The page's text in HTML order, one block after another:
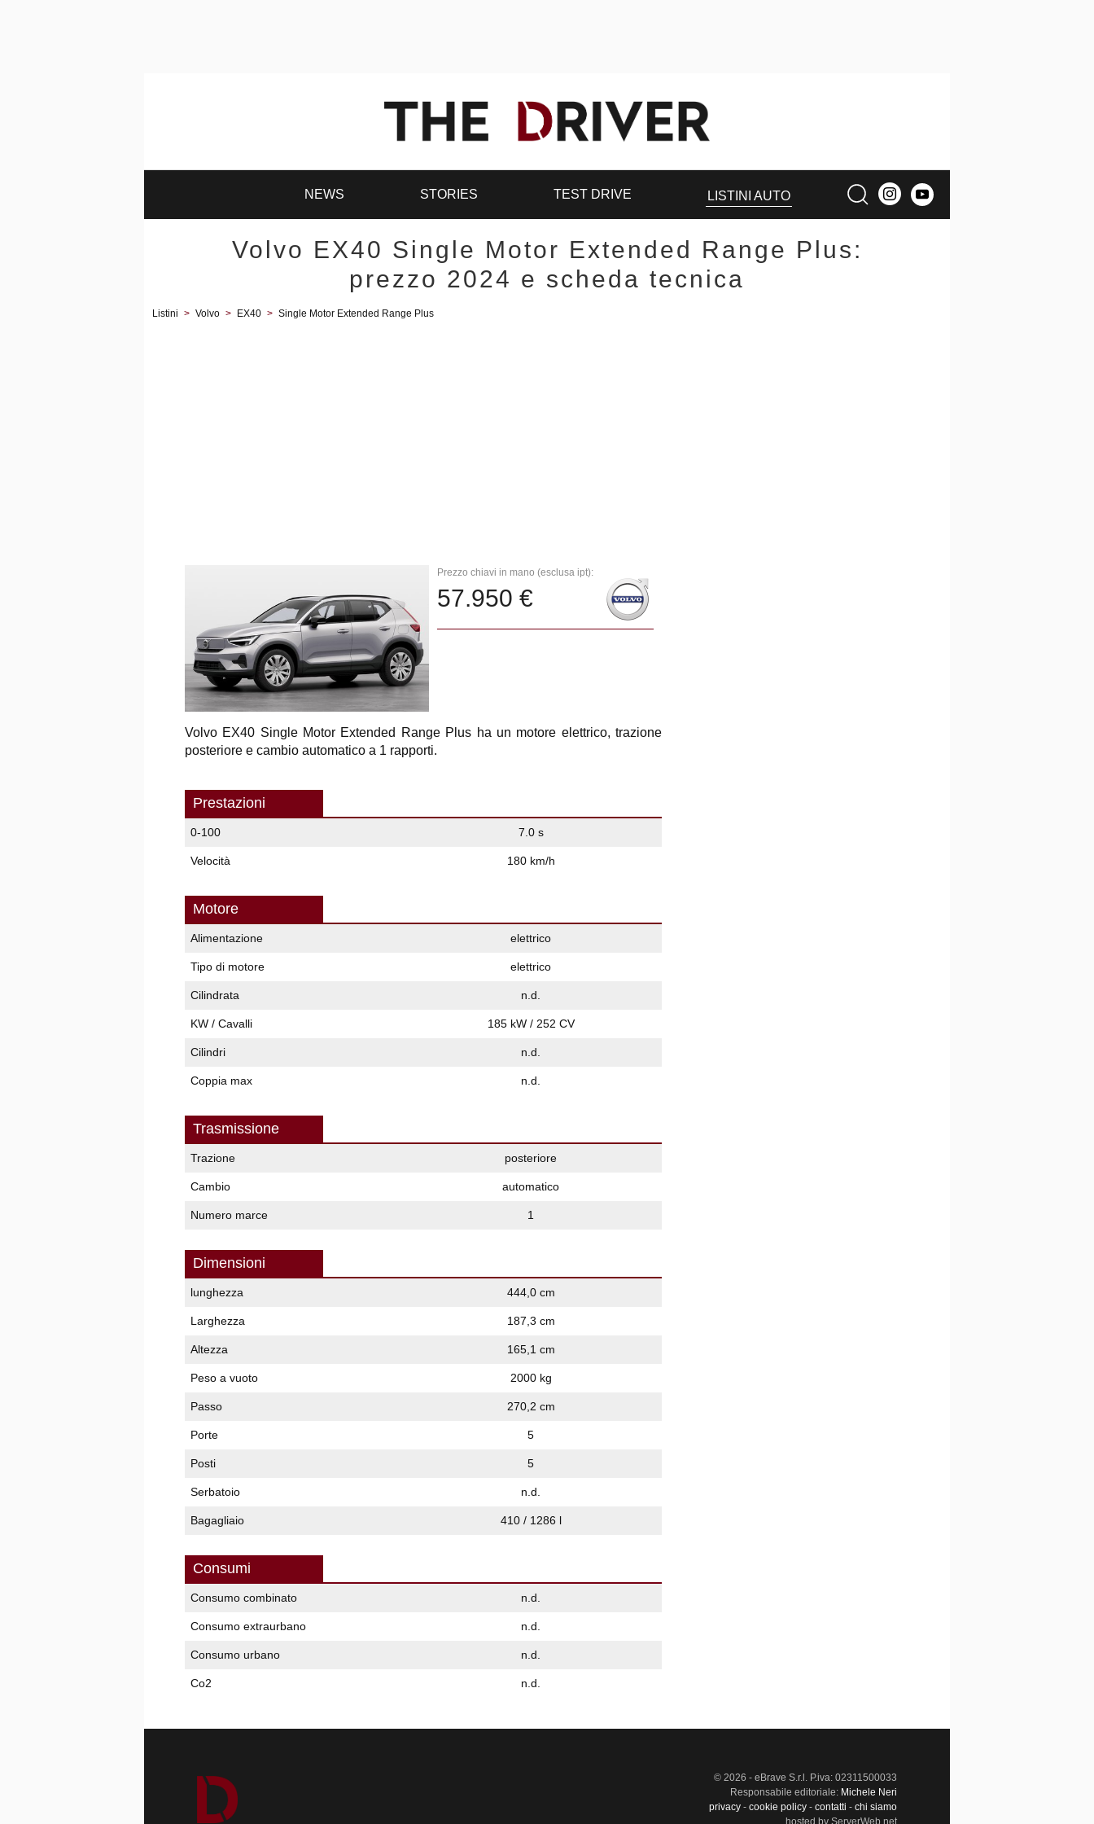
NEWS STORIES TEST DRIVE LISTINI AUTO
Volvo EX40 Single Motor Extended Range Plus:
prezzo 2024 e scheda tecnica
Listini > Volvo > EX40 > Single Motor Extended Range Plus
Prezzo chiavi in mano (esclusa ipt):
57.950 €
Volvo EX40 Single Motor Extended Range Plus ha un motore elettrico, trazione
posteriore e cambio automatico a 1 rapporti.
Prestazioni
0-100 7.0 s
Velocità 180 km/h
Motore
Alimentazione elettrico
Tipo di motore elettrico
Cilindrata n.d.
KW / Cavalli 185 kW / 252 CV
Cilindri n.d.
Coppia max n.d.
Trasmissione
Trazione posteriore
Cambio automatico
Numero marce 1
Dimensioni
lunghezza 444,0 cm
Larghezza 187,3 cm
Altezza 165,1 cm
Peso a vuoto 2000 kg
Passo 270,2 cm
Porte 5
Posti 5
Serbatoio n.d.
Bagagliaio 410 / 1286 l
Consumi
Consumo combinato n.d.
Consumo extraurbano n.d.
Consumo urbano n.d.
Co2 n.d.
© 2026 - eBrave S.r.l. P.iva: 02311500033
Responsabile editoriale: Michele Neri
privacy - cookie policy - contatti - chi siamo
hosted by ServerWeb.net